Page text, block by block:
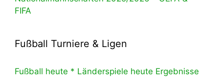
FIFA
Fußball Turniere & Ligen
Fußball heute * Länderspiele heute Ergebnisse